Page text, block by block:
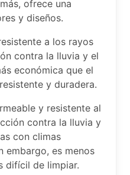
ofrece una
y diseños.
a los rayos
contra la lluvia y el
económica que el
y duradera.
y resistente al
contra la lluvia y
con climas
embargo, es menos
difícil de limpiar.